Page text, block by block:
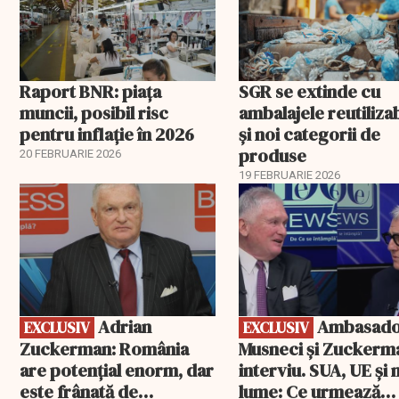
Raport BNR: piața
muncii, posibil risc
pentru inflație în 2026
20 FEBRUARIE 2026
SGR se extinde cu
ambalajele
și noi categorii de
produse
19 FEBRUARIE 2026
EXCLUSIV
EXCLUSIV
Zuckerman: România
are potențial enorm, dar
este frânată de
EXCLUSIV
EXCLUSIV Ambasadorii
Musneci și
interviu. SUA, UE și
lume: Ce urmează